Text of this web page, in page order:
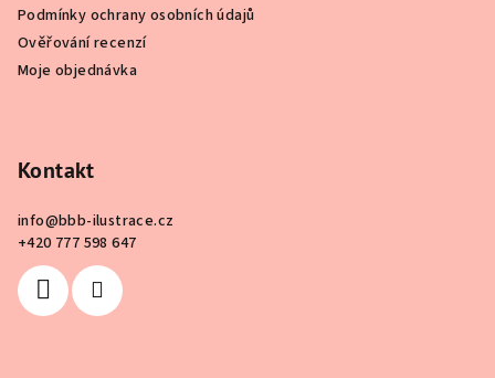
Podmínky ochrany osobních údajů
Ověřování recenzí
Moje objednávka
Kontakt
info@bbb-ilustrace.cz
+420 777 598 647